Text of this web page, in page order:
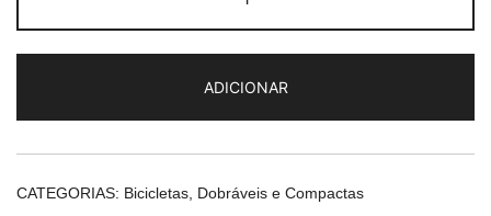
de
Brompton
Line
(4
velocidades)
ADICIONAR
CATEGORIAS: Bicicletas Dobráveis e Compactas